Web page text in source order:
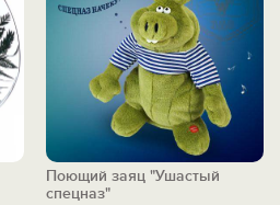
Поющий заяц "Ушастый
спецназ"